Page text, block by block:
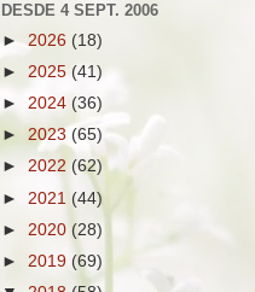
DESDE 4 SEPT. 2006
► 2026 (18)
► 2025 (41)
► 2024 (36)
► 2023 (65)
► 2022 (62)
► 2021 (44)
► 2020 (28)
► 2019 (69)